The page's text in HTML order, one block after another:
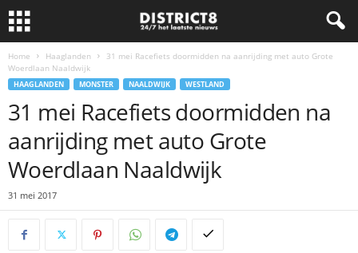
Home Haaglanden
31 mei Racefiets doormidden na aanrijding met auto Grote
Woerdlaan Naaldwijk
HAAGLANDEN MONSTER NAALDWIJK WESTLAND
31 mei Racefiets doormidden na
aanrijding met auto Grote
Woerdlaan Naaldwijk
31 mei 2017